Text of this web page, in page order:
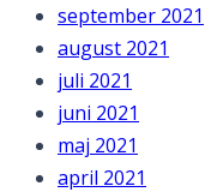
september 2021
august 2021
juli 2021
juni 2021
maj 2021
april 2021